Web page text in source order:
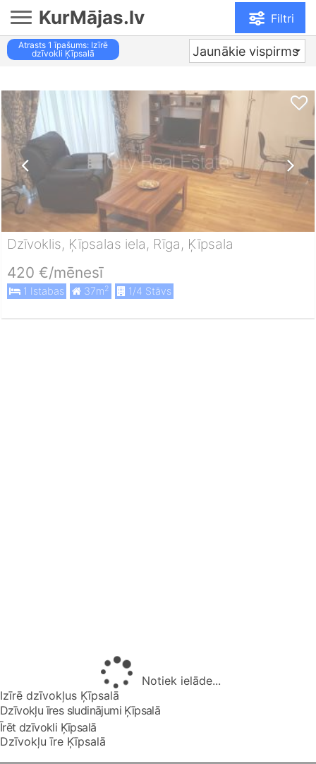
KurMājas.lv Filtri
Atrasts 1 īpašums: Izīrē
dzīvokli Ķīpsalā
Jaunākie vispirms
Dzīvoklis, Ķīpsalas iela, Rīga, Ķīpsala
420 €/mēnesī
1 Istabas 37m2 1/4 Stāvs
Notiek ielāde...
Izīrē dzīvokļus Ķīpsalā
Dzīvokļu īres sludinājumi Ķīpsalā
Īrēt dzīvokli Ķīpsalā
Dzīvokļu īre Ķīpsalā